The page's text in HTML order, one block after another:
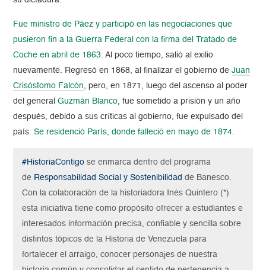
Fue ministro de Páez y participó en las negociaciones que
pusieron fin a la Guerra Federal con la firma del Tratado de
Coche en abril de 1863. Al poco tiempo, salió al exilio
nuevamente. Regresó en 1868, al finalizar el gobierno deJuan
Crisóstomo Falcón, pero, en 1871, luego del ascenso al poder
del generalGuzmán Blanco, fue sometido a prisión y un año
después, debido a sus críticas al gobierno, fue expulsado del
país.Se residenció París, donde falleció en mayo de 1874.
#HistoriaContigo se enmarca dentro del programa
de Responsabilidad Social y Sostenibilidad de Banesco.
Con la colaboración de la historiadora Inés Quintero (*)
esta iniciativa tiene como propósito ofrecer a estudiantes e
interesados información precisa, confiable y sencilla sobre
distintos tópicos de la Historia de Venezuela para
fortalecer el arraigo, conocer personajes de nuestra